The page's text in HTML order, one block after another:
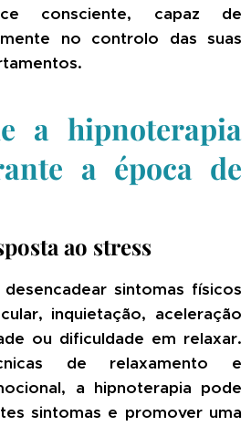
consciente, capaz de
no controlo das suas
a hipnoterapia
a época de
ao stress
sintomas físicos
inquietação, aceleração
ou dificuldade em relaxar.
de relaxamento e
a hipnoterapia pode
sintomas e promover uma